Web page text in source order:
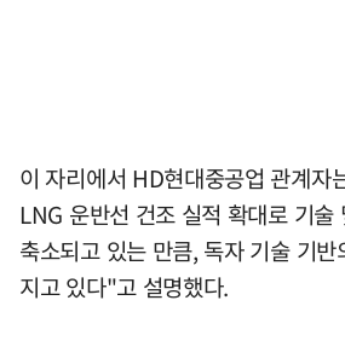
이 자리에서 HD현대중공업 관계자
LNG 운반선 건조 실적 확대로 기술
축소되고 있는 만큼, 독자 기술 기
지고 있다"고 설명했다.